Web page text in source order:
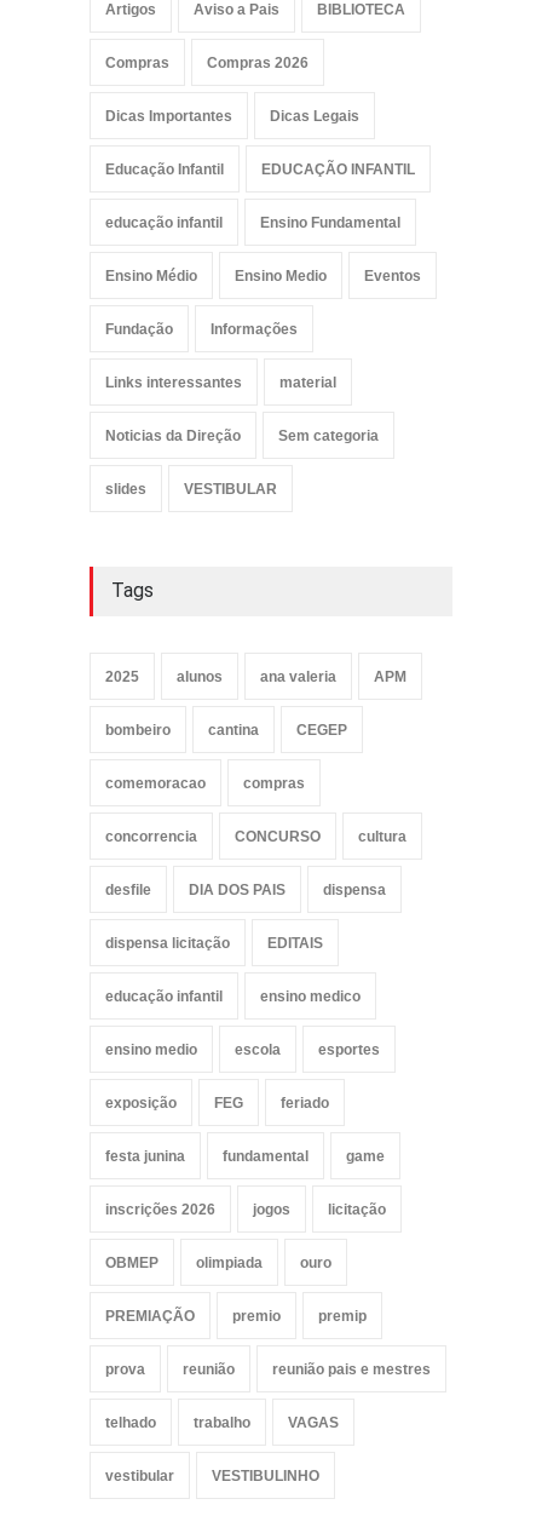
Artigos Aviso a Pais BIBLIOTECA
Compras Compras 2026
Dicas Importantes Dicas Legais
Educação Infantil EDUCAÇÃO INFANTIL
educação infantil Ensino Fundamental
Ensino Médio Ensino Medio Eventos
Fundação Informações
Links interessantes material
Noticias da Direção Sem categoria
slides VESTIBULAR
Tags
2025 alunos ana valeria APM
bombeiro cantina CEGEP
comemoracao compras
concorrencia CONCURSO cultura
desfile DIA DOS PAIS dispensa
dispensa licitação EDITAIS
educação infantil ensino medico
ensino medio escola esportes
exposição FEG feriado
festa junina fundamental game
inscrições 2026 jogos licitação
OBMEP olimpiada ouro
PREMIAÇÃO premio premip
prova reunião reunião pais e mestres
telhado trabalho VAGAS
vestibular VESTIBULINHO